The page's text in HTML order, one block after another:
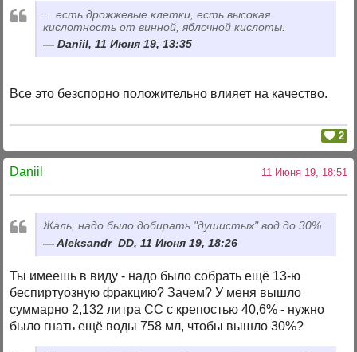
... есть дрожжевые клетки, есть высокая
кислотность от винной, яблочной кислоты.
Daniil, 11 Июня 19, 13:35
Все это безспорно положительно влияет на качество.
2
Daniil 11 Июня 19, 18:51
Жаль, надо было добирать "душистых" вод до 30%.
Aleksandr_DD, 11 Июня 19, 18:26
Ты имеешь в виду - надо было собрать ещё 13-ю
беспиртуозную фракцию? Зачем? У меня вышло
суммарно 2,132 литра СС с крепостью 40,6% - нужно
было гнать ещё воды 758 мл, чтобы вышло 30%?